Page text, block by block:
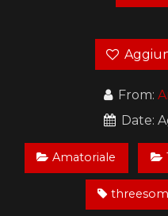
From:
Date:
Amatoriale